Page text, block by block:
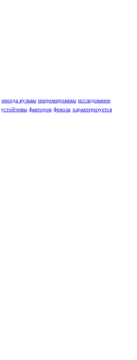
иногда вульвы иперемированы исследование
устойчивы факторов фенола характеризуется